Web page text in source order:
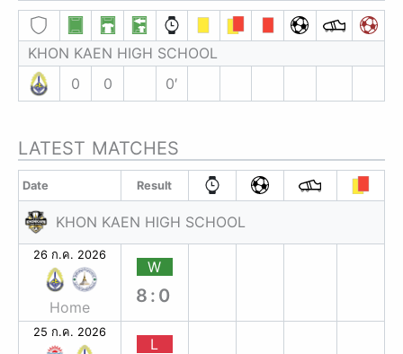
KHON KAEN HIGH SCHOOL
0
0 0′
LATEST MATCHES
Date Result
KHON KAEN HIGH SCHOOL
26 ก.ค. 2026
Home
W
8:0
25 ก.ค. 2026
L